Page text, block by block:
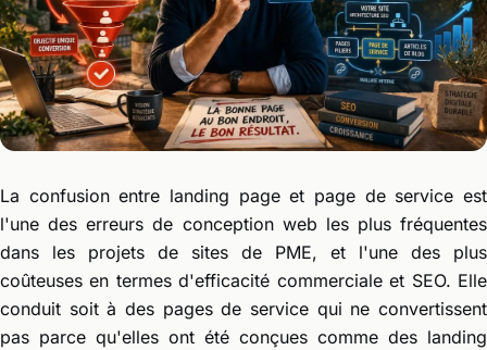
La confusion entre landing page et page de service est
l'une des erreurs de conception web les plus fréquentes
dans les projets de sites de PME, et l'une des plus
coûteuses en termes d'efficacité commerciale et SEO. Elle
conduit soit à des pages de service qui ne convertissent
pas parce qu'elles ont été conçues comme des landing